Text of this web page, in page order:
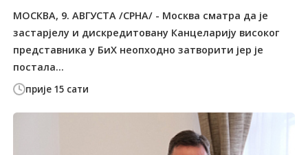
прије 15 сати
МОСКВА, 9. АВГУСТА /СРНА/ - Москва сматра да је
застарјелу и дискредитовану Канцеларију високог
представника у БиХ неопходно затворити јер је
постала...